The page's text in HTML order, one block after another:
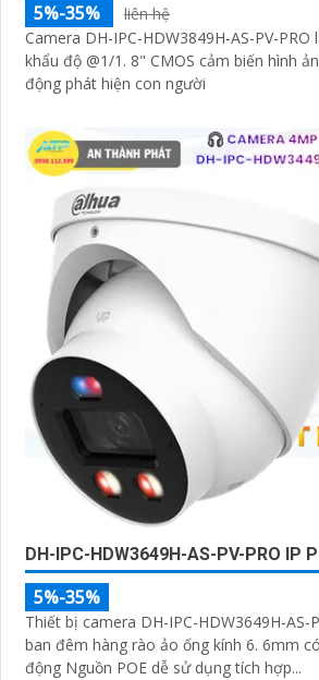
5%-35%
liên hệ
Camera DH-IPC-HDW3849H-AS-PV-
khẩu độ @1/1. 8" CMOS cảm biến hình
động phát hiện con người
DH-IPC-HDW3649H-AS-PV-PRO IP
5%-35%
Thiết bị camera DH-IPC-HDW3649H-
ban đêm hàng rào ảo ống kính 6. 6mm
động Nguồn POE dễ sử dụng tích hợp...